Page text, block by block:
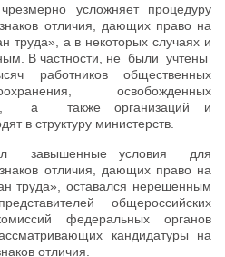
усложняет процедуру
отличия, дающих право на
труда», а в некоторых случаях и
В частности, не были учтены
работников общественных
освобожденных
а также организаций и
в структуру министерств.
завышенные условия для
отличия, дающих право на
труда», оставался нерешенным
общероссийских
федеральных органов
кандидатуры на
отличия.